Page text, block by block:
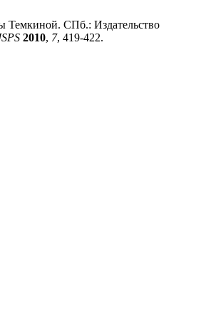
Темкиной. СПб.: Издательство
2010, 7, 419-422.